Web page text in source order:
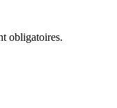
obligatoires.